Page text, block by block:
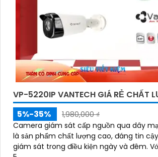
VP-5220IP VANTECH GIÁ RẺ CHẤT
5%-35%
1,980,000 ₫
Camera giám sát cấp nguồn qua dây
là sản phẩm chất lượng cao, đáng tin
giám sát trong điều kiện ngày và đêm. Với độ phân giải